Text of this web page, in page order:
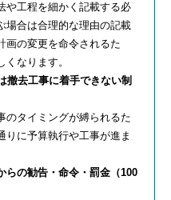
や工程を細かく記載する必
場合は合理的な理由の記載
画の変更を命令されるた
なります。
撤去工事に着手できない制
のタイミングが縛られるた
りに予算執行や工事が進ま
らの勧告・命令・罰金（100